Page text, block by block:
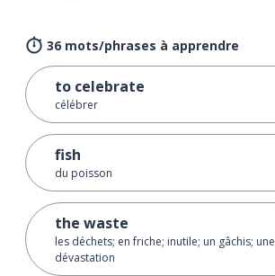
36 mots/phrases à apprendre
to celebrate
célébrer
fish
du poisson
the waste
les déchets; en friche; inutile; un gâchis; une
dévastation